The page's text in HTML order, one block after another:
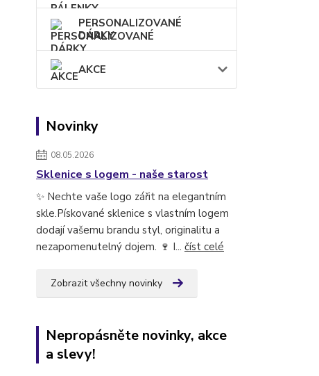
PERSONALIZOVANÉ
DÁRKY
AKCE
Novinky
08.05.2026
Sklenice s logem - naše starost
✨ Nechte vaše logo zářit na elegantním
skle.Pískované sklenice s vlastním logem
dodají vašemu brandu styl, originalitu a
nezapomenutelný dojem. 🍷 I... číst celé
Zobrazit všechny novinky
Nepropásněte novinky, akce
a slevy!